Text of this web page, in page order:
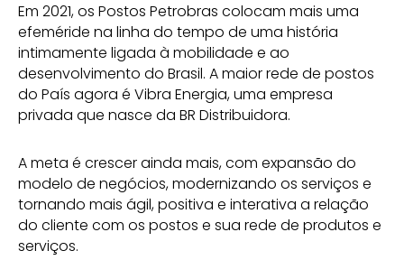
Em 2021, os Postos Petrobras colocam mais uma
efeméride na linha do tempo de uma história
intimamente ligada à mobilidade e ao
desenvolvimento do Brasil. A maior rede de postos
do País agora é Vibra Energia, uma empresa
privada que nasce da BR Distribuidora.
A meta é crescer ainda mais, com expansão do
modelo de negócios, modernizando os serviços e
tornando mais ágil, positiva e interativa a relação
do cliente com os postos e sua rede de produtos e
serviços.